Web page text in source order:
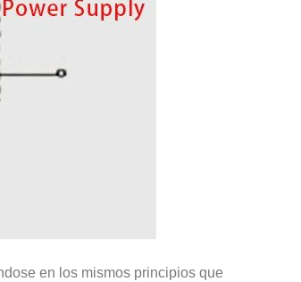
en los mismos principios que